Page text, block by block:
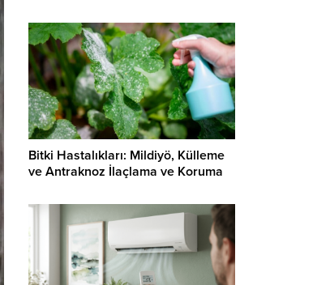
Bitki Hastalıkları: Mildiyö, Külleme
ve Antraknoz İlaçlama ve Koruma